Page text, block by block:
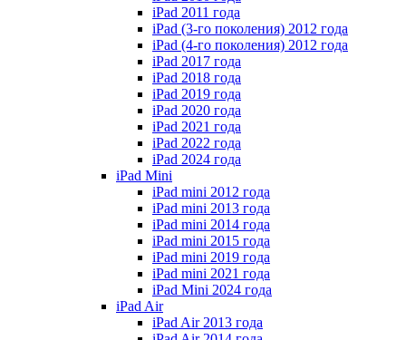
iPad 2011 года
iPad (3-го поколения) 2012 года
iPad (4-го поколения) 2012 года
iPad 2017 года
iPad 2018 года
iPad 2019 года
iPad 2020 года
iPad 2021 года
iPad 2022 года
iPad 2024 года
iPad Mini
iPad mini 2012 года
iPad mini 2013 года
iPad mini 2014 года
iPad mini 2015 года
iPad mini 2019 года
iPad mini 2021 года
iPad Mini 2024 года
iPad Air
iPad Air 2013 года